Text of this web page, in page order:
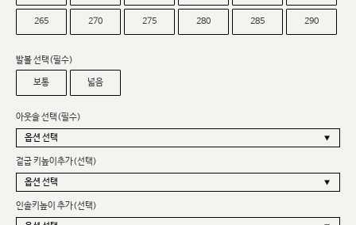
265 270 275 280 285 290
발볼 선택(필수)
보통 넓음
아웃솔 선택(필수)
겉굽 키높이추가(선택)
인솔키높이 추가(선택)